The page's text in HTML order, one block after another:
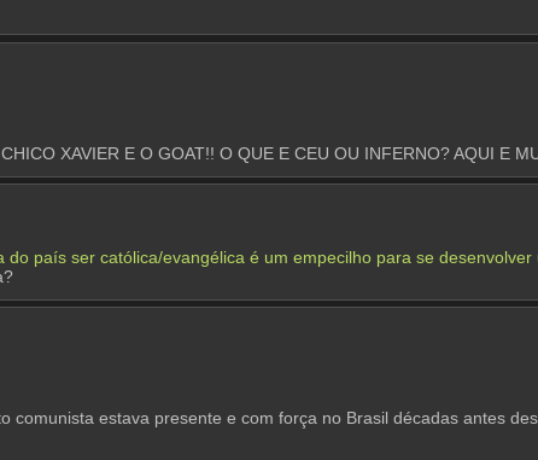
XAVIER E O GOAT!! O QUE E CEU OU INFERNO? AQUI E
país ser católica/evangélica é um empecilho para se
comunista estava presente e com força no Brasil décadas antes